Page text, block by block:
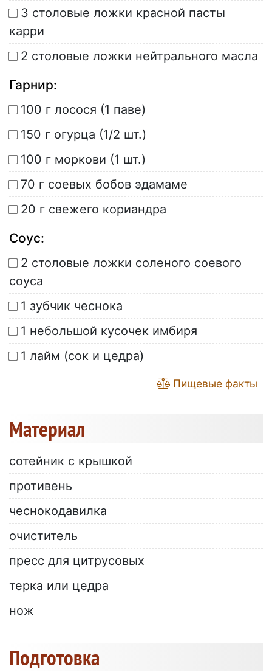
3 столовые ложки красной пасты
карри
2 столовые ложки нейтрального масла
Гарнир:
100 г лосося (1 паве)
150 г огурца (1/2 шт.)
100 г моркови (1 шт.)
70 г соевых бобов эдамаме
20 г свежего кориандра
Соус:
2 столовые ложки соленого соевого
соуса
1 зубчик чеснока
1 небольшой кусочек имбиря
1 лайм (сок и цедра)
Пищевые факты
Материал
сотейник с крышкой
противень
чеснокодавилка
очиститель
пресс для цитрусовых
терка или цедра
нож
Подготовка